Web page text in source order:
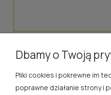
ROSA
Dbamy o Twoją
Pliki cookies i pokrewne im
poprawne działanie strony i